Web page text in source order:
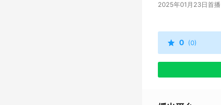
2025年01月23日首播
0 (0)